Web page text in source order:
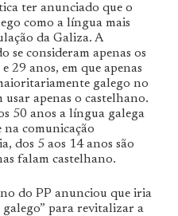
ter anunciado que o
como a língua mais
da Galiza. A
se consideram apenas os
29 anos, em que apenas
galego no
usar apenas o castelhano.
50 anos a língua galega
comunicação
dos 5 aos 14 anos são
falam castelhano.
do PP anunciou que iria
para revitalizar a